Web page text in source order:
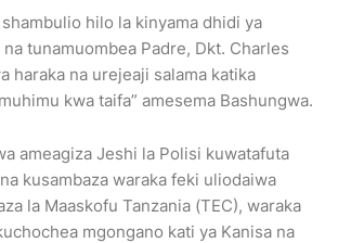
hilo la kinyama dhidi ya
tunamuombea Padre, Dkt. Charles
haraka na urejeaji salama katika
kwa taifa” amesema Bashungwa.
ameagiza Jeshi la Polisi kuwatafuta
kusambaza waraka feki uliodaiwa
la Maaskofu Tanzania (TEC), waraka
mgongano kati ya Kanisa na